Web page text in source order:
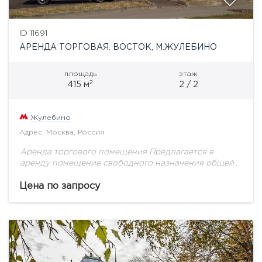
ID 11691
АРЕНДА ТОРГОВАЯ. ВОСТОК, М.ЖУЛЕБИНО
площадь
415 м2
этаж
2 / 2
Жулебино
Адрес: Москва, Россия
Аренда торгового помещения Предлагается в
аренду помещение свободного назначения общей
этаже. Высота потолка 4,5 м. Электрическая
Цена по запросу